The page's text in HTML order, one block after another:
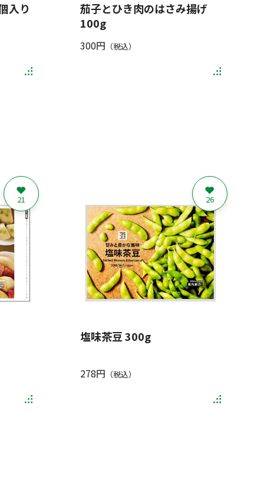
入り
茄子とひき肉のはさみ揚げ
100g
300円 （税込）
21
塩味茶豆 300g
278円 （税込）
26